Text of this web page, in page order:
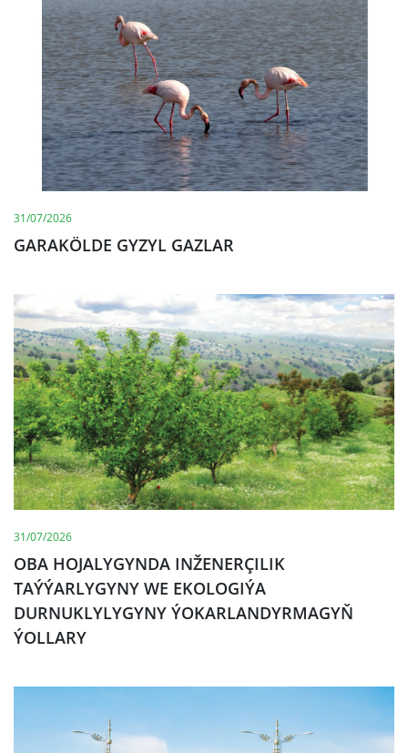
31/07/2026
GARAKÖLDE GYZYL GAZLAR
31/07/2026
OBA HOJALYGYNDA INŽENERÇILIK
TAÝÝARLYGYNY WE EKOLOGIÝA
DURNUKLYLYGYNY ÝOKARLANDYRMAGYŇ
ÝOLLARY